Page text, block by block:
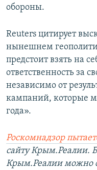
обороны.
Reuters цитирует
нынешнем
предстоит взять на
ответственность за
независимо от
кампаний, которые
года».
Роскомнадзор
сайту Крым.Реалии.
Крым.Реалии можно